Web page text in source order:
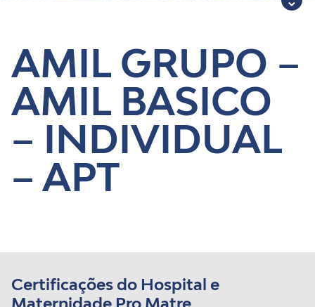
AMIL GRUPO –
AMIL BASICO
– INDIVIDUAL
– APT
Certificações do Hospital e
Maternidade Pro Matre